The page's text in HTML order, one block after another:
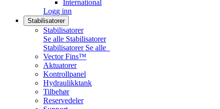
International
Logg inn
Stabilisatorer
Stabilisatorer
Se alle Stabilisatorer
Stabilisatorer Se alle
Vector Fins™
Aktuatorer
Kontrollpanel
Hydraulikktank
Tilbehør
Reservedeler